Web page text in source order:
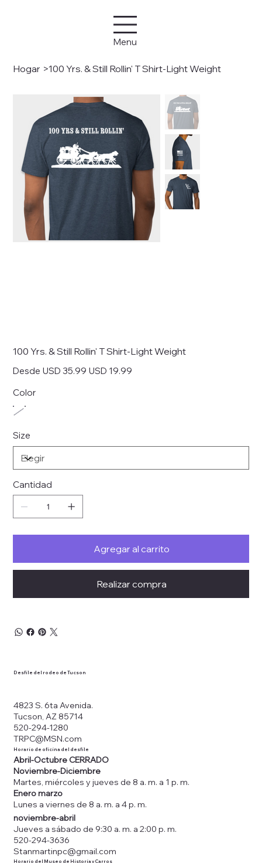
Menu
Hogar >100 Yrs. & Still Rollin' T Shirt-Light Weight
100 Yrs. & Still Rollin' T Shirt-Light Weight
Desde Precio
original
USD 35.99 Precio
de
USD 19.99
Color
Size
Cantidad
Agregar al carrito
Realizar compra
Desfile del rodeo de Tucson
4823 S. 6ta Avenida.
Tucson, AZ 85714
520-294-1280
TRPC@MSN.com
Horario de oficina del desfile
Abril-Octubre CERRADO
Noviembre-Diciembre
Martes, miércoles y jueves de 8 a. m. a 1 p. m.
Enero marzo
Lunes a viernes de 8 a. m. a 4 p. m.
Horario del Museo de Historia y Carros
noviembre-abril
Jueves a sábado de 9:30 a. m. a 2:00 p. m.
520-294-3636
Stanmartinpc@gmail.com